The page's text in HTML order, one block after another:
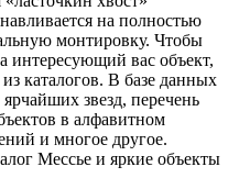
на полностью
монтировку. Чтобы
интересующий вас объект,
каталогов. В базе данных
звезд, перечень
в алфавитном
и многое другое.
Мессье и яркие объекты